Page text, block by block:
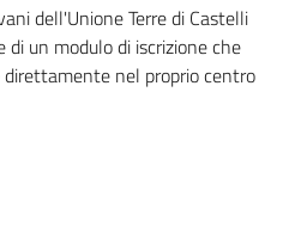
dell'Unione Terre di Castelli
di un modulo di iscrizione che
nel proprio centro